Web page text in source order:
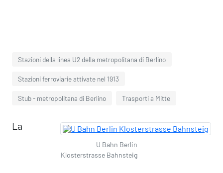
Stazioni della linea U2 della metropolitana di Berlino
Stazioni ferroviarie attivate nel 1913
Stub - metropolitana di Berlino Trasporti a Mitte
U Bahn Berlin
Klosterstrasse Bahnsteig
La